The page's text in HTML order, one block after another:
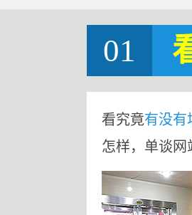
01
看究竟有没有
怎样，单谈网